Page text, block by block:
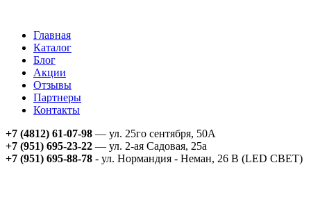
Главная
Каталог
Блог
Акции
Отзывы
Партнеры
Контакты
+7 (4812) 61-07-98 — ул. 25го сентября, 50А
+7 (951) 695-23-22 — ул. 2-ая Садовая, 25а
+7 (951) 695-88-78 - ул. Нормандия - Неман, 26 В (LED СВЕТ)